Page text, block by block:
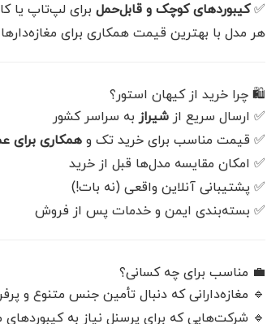
✅کیبوردهای کوچک و قابل‌حملبرای لپ‌تاپ یا
هر مدل با بهترین قیمت همکاری برای
🛍 چرا خرید از کیهان استور؟
✅ ارسال سریع از شیراز به سراسر کشور
✅ قیمت مناسب برای خرید تک و همکاری برای
✅ امکان مقایسه مدل‌ها قبل از خرید
✅ پشتیبانی آنلاین واقعی (نه بات!)
✅ بسته‌بندی ایمن و خدمات پس از فروش
💼 مناسب برای چه کسانی؟
🔹 مغازه‌دارانی که دنبال تأمین جنس متنوع و
🔹 شرکت‌هایی که برای پرسنل نیاز به کیبوردهای